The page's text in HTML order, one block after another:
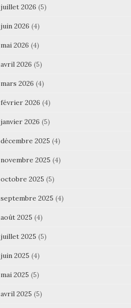
juillet 2026 (5)
juin 2026 (4)
mai 2026 (4)
avril 2026 (5)
mars 2026 (4)
février 2026 (4)
janvier 2026 (5)
décembre 2025 (4)
novembre 2025 (4)
octobre 2025 (5)
septembre 2025 (4)
août 2025 (4)
juillet 2025 (5)
juin 2025 (4)
mai 2025 (5)
avril 2025 (5)